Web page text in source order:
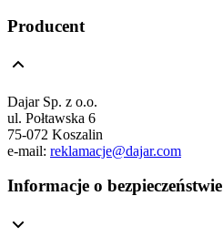
Producent
Dajar Sp. z o.o.
ul. Połtawska 6
75-072 Koszalin
e-mail: reklamacje@dajar.com
Informacje o bezpieczeństwie